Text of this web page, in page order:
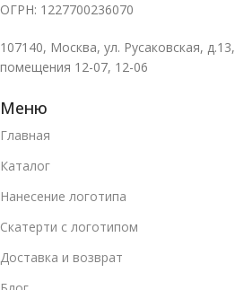
ОГРН: 1227700236070
107140, Москва, ул. Русаковская, д.13,
помещения 12-07, 12-06
Меню
Главная
Каталог
Нанесение логотипа
Скатерти с логотипом
Доставка и возврат